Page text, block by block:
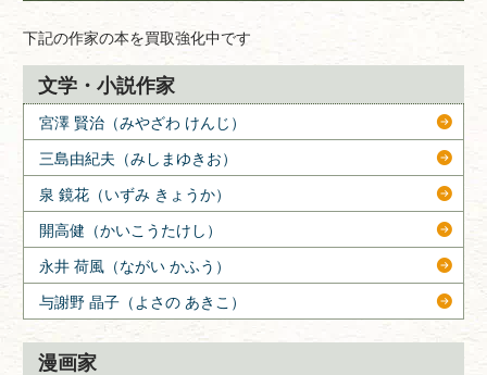
下記の作家の本を買取強化中です
文学・小説作家
宮澤 賢治（みやざわ けんじ）
三島由紀夫（みしまゆきお）
泉 鏡花（いずみ きょうか）
開高健（かいこうたけし）
永井 荷風（ながい かふう）
与謝野 晶子（よさの あきこ）
漫画家